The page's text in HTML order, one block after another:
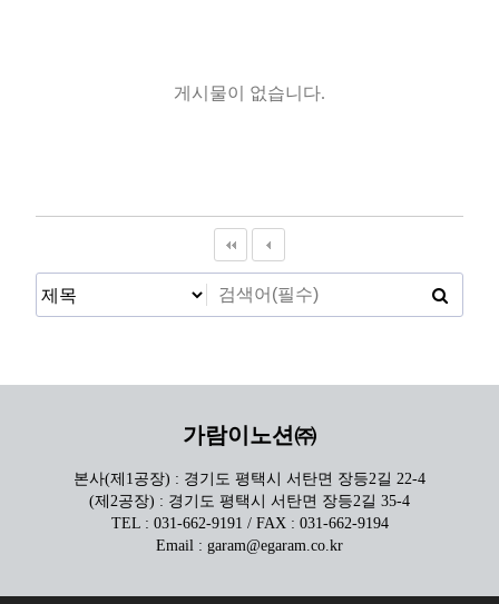
게시물이 없습니다.
가람이노션㈜
본사(제1공장) : 경기도 평택시 서탄면 장등2길 22-4
(제2공장) : 경기도 평택시 서탄면 장등2길 35-4
TEL : 031-662-9191 / FAX : 031-662-9194
Email : garam@egaram.co.kr